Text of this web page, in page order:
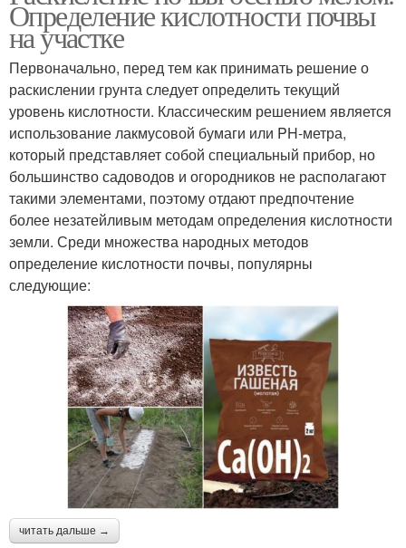
Определение кислотности почвы
на участке
Первоначально, перед тем как принимать решение о
раскислении грунта следует определить текущий
уровень кислотности. Классическим решением является
использование лакмусовой бумаги или PH-метра,
который представляет собой специальный прибор, но
большинство садоводов и огородников не располагают
такими элементами, поэтому отдают предпочтение
более незатейливым методам определения кислотности
земли. Среди множества народных методов
определение кислотности почвы, популярны
следующие:
читать дальше →